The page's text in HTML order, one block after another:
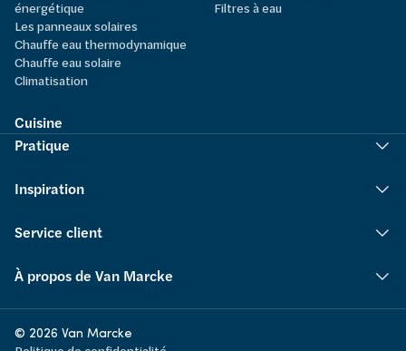
énergétique
Les panneaux solaires
Chauffe eau thermodynamique
Chauffe eau solaire
Climatisation
Filtres à eau
Cuisine
Pratique
Inspiration
Service client
À propos de Van Marcke
© 2026 Van Marcke